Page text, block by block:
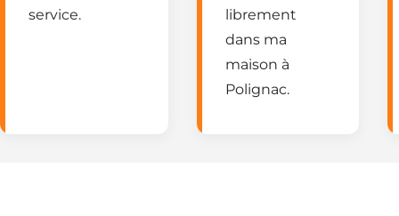
service.
librement
dans ma
maison à
Polignac.